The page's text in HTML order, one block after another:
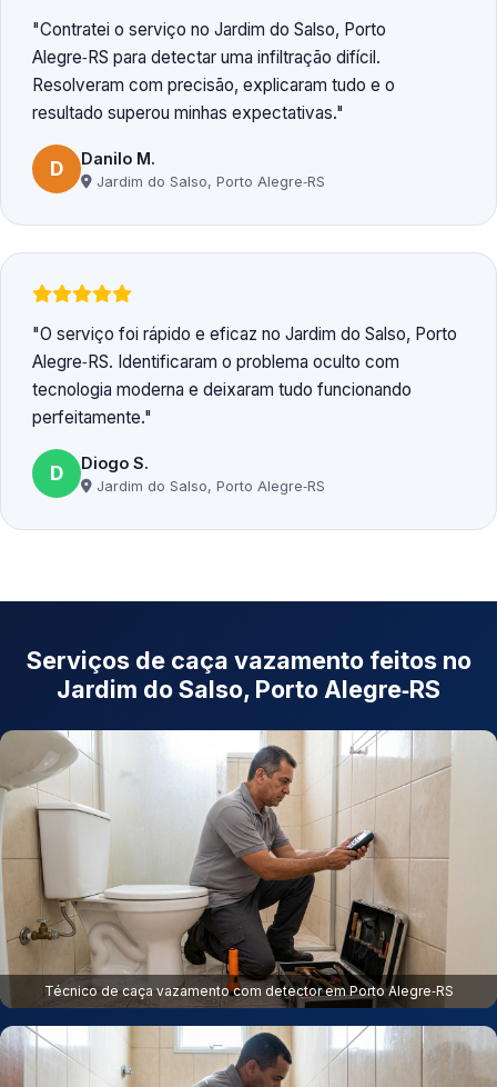
Contratei o serviço no Jardim do Salso, Porto
Alegre‑RS para detectar uma infiltração difícil.
Resolveram com precisão, explicaram tudo e o
resultado superou minhas expectativas.
D Danilo M.
Jardim do Salso, Porto Alegre‑RS
O serviço foi rápido e eficaz no Jardim do Salso, Porto
Alegre‑RS. Identificaram o problema oculto com
tecnologia moderna e deixaram tudo funcionando
perfeitamente.
D Diogo S.
Jardim do Salso, Porto Alegre‑RS
Serviços de caça vazamento feitos no
Jardim do Salso, Porto Alegre‑RS
Técnico de caça vazamento com detector em Porto Alegre‑RS